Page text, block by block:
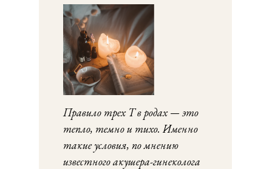
Правило трех Т в родах — это
тепло, темно и тихо. Именно
такие условия, по мнению
известного акушера-гинеколога